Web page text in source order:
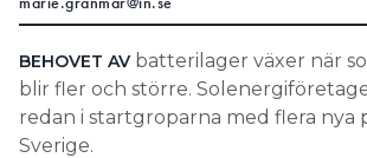
Search for:
SEARCH
BEHOVET AV batterilager växer när
blir fler och större.
redan i startgroparna med flera nya
Sverige.